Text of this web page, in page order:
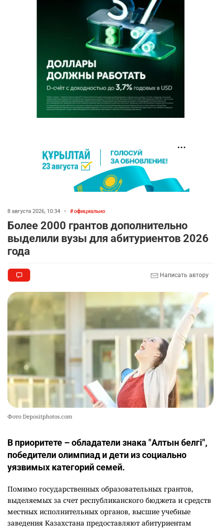
8 августа 2026, 10:34 • официально
Более 2000 грантов дополнительно
выделили вузы для абитуриентов 2026
года
Написать автору
Фото Depositphotos.com
В приоритете – обладатели знака "Алтын белгі",
победители олимпиад и дети из социально
уязвимых категорий семей.
Помимо государственных образовательных грантов,
выделяемых за счет республиканского бюджета и средств
местных исполнительных органов, высшие учебные
заведения Казахстана предоставляют абитуриентам